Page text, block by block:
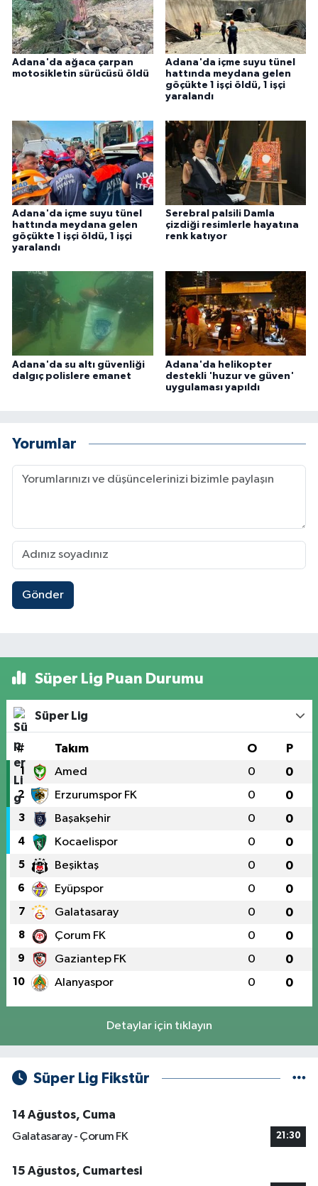
Adana'da ağaca çarpan
motosikletin sürücüsü öldü
Adana'da içme suyu tünel
hattında meydana gelen
göçükte 1 işçi öldü, 1 işçi
yaralandı
Adana'da içme suyu tünel
hattında meydana gelen
göçükte 1 işçi öldü, 1 işçi
yaralandı
Serebral palsili Damla
çizdiği resimlerle hayatına
renk katıyor
Adana'da su altı güvenliği
dalgıç polislere emanet
Adana'da helikopter
destekli 'huzur ve güven'
uygulaması yapıldı
Yorumlar
Gönder
Süper Lig Puan Durumu
Süper Lig
# Takım O P
1 Amed 0 0
2 Erzurumspor FK 0 0
3 Başakşehir 0 0
4 Kocaelispor 0 0
5 Beşiktaş 0 0
6 Eyüpspor 0 0
7 Galatasaray 0 0
8 Çorum FK 0 0
9 Gaziantep FK 0 0
10 Alanyaspor 0 0
Detaylar için tıklayın
Süper Lig Fikstür
14 Ağustos, Cuma
Galatasaray - Çorum FK
21:30
15 Ağustos, Cumartesi